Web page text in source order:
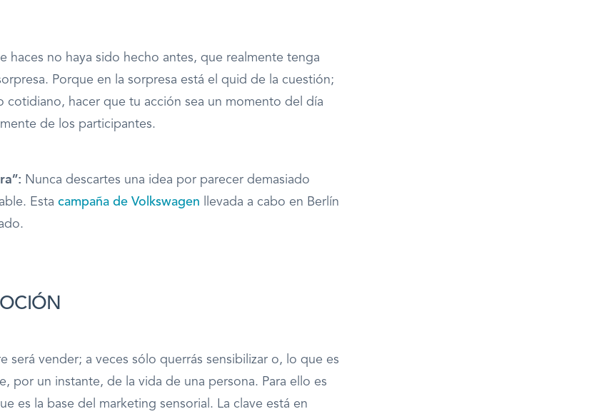
haces no haya sido hecho antes, que realmente tenga
Porque en la sorpresa está el quid de la cuestión;
cotidiano, hacer que tu acción sea un momento del día
de los participantes.
Nunca descartes una idea por parecer demasiado
Esta campaña de Volkswagen llevada a cabo en Berlín
será vender; a veces sólo querrás sensibilizar o, lo que es
por un instante, de la vida de una persona. Para ello es
es la base del marketing sensorial. La clave está en